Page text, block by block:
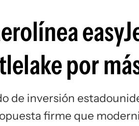
por
de inversión
firme que